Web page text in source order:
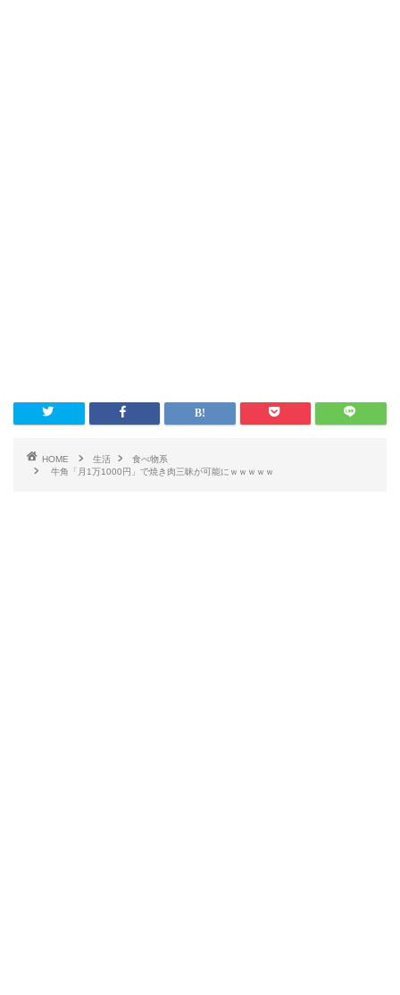
HOME 生活
食べ物系
牛角「月1万1000円」で焼き肉三昧が可能にｗｗｗｗｗ